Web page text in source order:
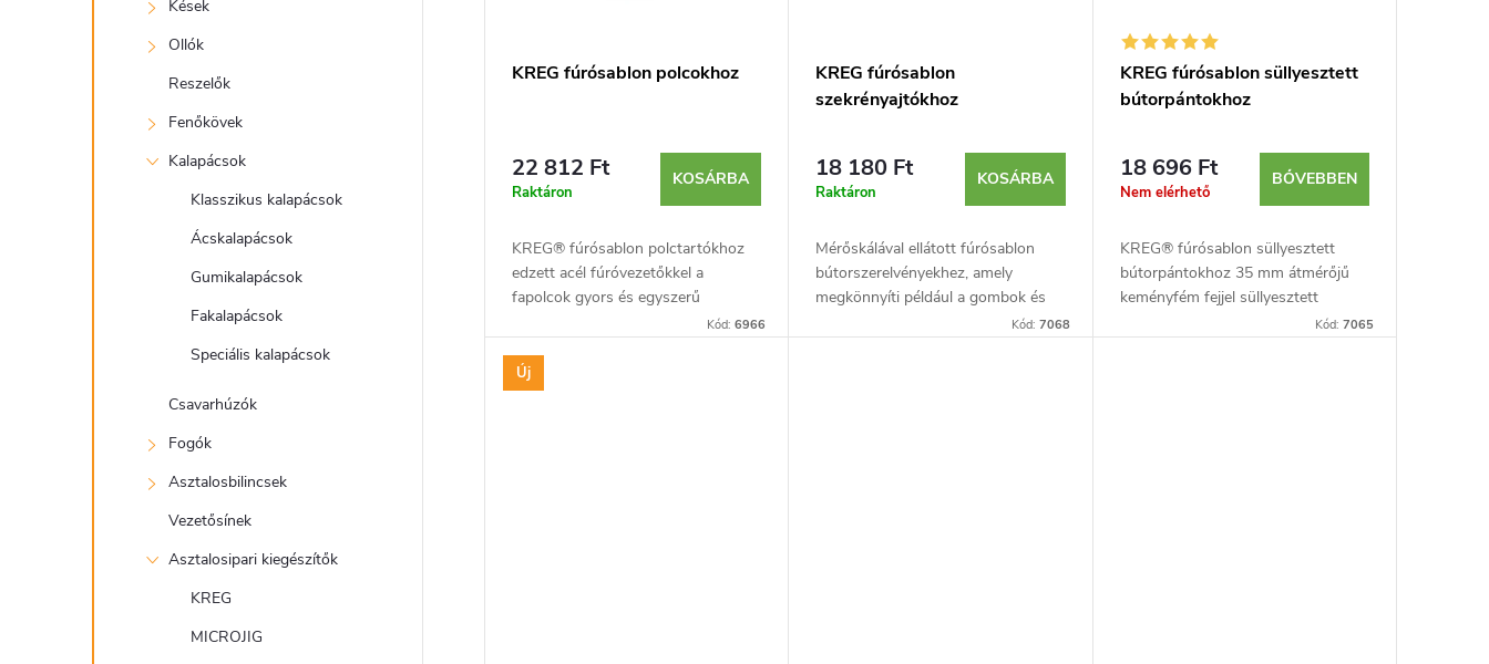
Kések
Ollók
Reszelők
Fenőkövek
Kalapácsok
Klasszikus kalapácsok
Ácskalapácsok
Gumikalapácsok
Fakalapácsok
Speciális kalapácsok
Csavarhúzók
Fogók
Asztalosbilincsek
Vezetősínek
Asztalosipari kiegészítők
KREG
MICROJIG
é
s
t
á
KREG fúrósablon polcokhoz
22 812 Ft
Raktáron
KOSÁRBA
KREG® fúrósablon polctartókhoz
edzett acél fúróvezetőkkel a
fapolcok gyors és egyszerű
Kód:6966
KREG fúrósablon
szekrényajtókhoz
18 180 Ft
Raktáron
KOSÁRBA
Mérőskálával ellátott fúrósablon
bútorszerelvényekhez, amely
megkönnyíti például a gombok és
fogantyúk pontos felszerelését. A
Kód: 7068
KREG fúrósablon süllyesztett
bútorpántokhoz
18 696 Ft
Nem elérhető
BŐVEBBEN
KREG® fúrósablon süllyesztett
bútorpántokhoz 35 mm átmérőjű
keményfém fejjel süllyesztett
Kód: 7065
Új